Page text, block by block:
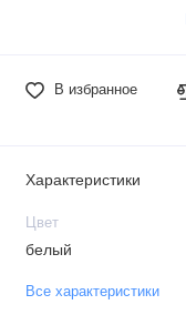
В избранное
Характеристики
Цвет
белый
Все характеристики